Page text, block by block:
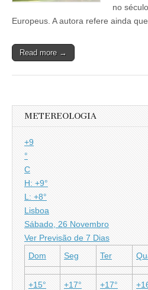
no
Europeus. A autora refere ainda
Read more →
METEREOLOGIA
+9
°
C
H: +9°
L: +8°
Lisboa
Sábado, 26 Novembro
Ver Previsão de 7 Dias
Dom
Seg Ter
+15° +17° +17° +